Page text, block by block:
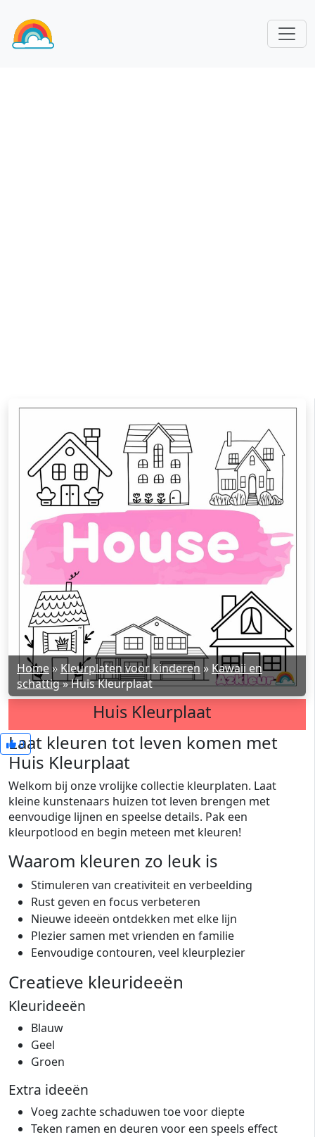
Home» Kleurplaten voor kinderen » Kawaii en
schattig»Huis Kleurplaat
Huis Kleurplaat
0
Laat kleuren tot leven komen met
Huis Kleurplaat
Welkom bij onze vrolijke collectie kleurplaten. Laat
kleine kunstenaars huizen tot leven brengen met
eenvoudige lijnen en speelse details. Pak een
kleurpotlood en begin meteen met kleuren!
Waarom kleuren zo leuk is
Stimuleren van creativiteit en verbeelding
Rust geven en focus verbeteren
Nieuwe ideeën ontdekken met elke lijn
Plezier samen met vrienden en familie
Eenvoudige contouren, veel kleurplezier
Creatieve kleurideeën
Kleurideeën
Blauw
Geel
Groen
Extra ideeën
Voeg zachte schaduwen toe voor diepte
Teken ramen en deuren voor een speels effect